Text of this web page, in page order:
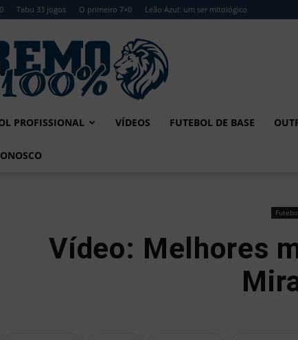
Tabu 33 jogos O primeiro 7×0 Leão Azul: um ser mitológico
Remo
PROFISSIONAL VÍDEOS FUTEBOL DE BASE
Vídeo: Melhores